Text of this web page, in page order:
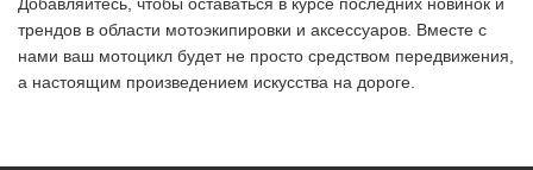
трендов в области мотоэкипировки и аксессуаров. Вместе с
нами ваш мотоцикл будет не просто средством передвижения,
а настоящим произведением искусства на дороге.